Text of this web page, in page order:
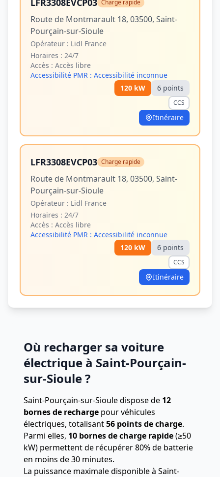
LFR3308EVCP03 Charge rapide
Route de Montmarault 18, 03500, Saint-
Pourçain-sur-Sioule
Opérateur : Lidl France
Horaires : 24/7
Accès : Accès libre
Accessibilité PMR : Accessibilité inconnue
120 kW 6 points
CCS
Itinéraire
LFR3308EVCP03 Charge rapide
Route de Montmarault 18, 03500, Saint-
Pourçain-sur-Sioule
Opérateur : Lidl France
Horaires : 24/7
Accès : Accès libre
Accessibilité PMR : Accessibilité inconnue
120 kW 6 points
CCS
Itinéraire
Où recharger sa voiture
électrique à Saint-Pourçain-
sur-Sioule ?
Saint-Pourçain-sur-Sioule dispose de 12
bornes de recharge pour véhicules
électriques, totalisant56 points de charge.
Parmi elles, 10 bornes de charge rapide(≥50
kW) permettent de récupérer 80% de batterie
en moins de 30 minutes.
La puissance maximale disponible à Saint-